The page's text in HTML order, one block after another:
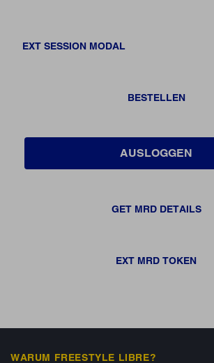
EXT SESSION MODAL
BESTELLEN
AUSLOGGEN
GET MRD DETAILS
EXT MRD TOKEN
WARUM FREESTYLE LIBRE?